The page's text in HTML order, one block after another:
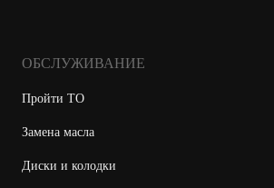
ОБСЛУЖИВАНИЕ
Пройти ТО
Замена масла
Диски и колодки